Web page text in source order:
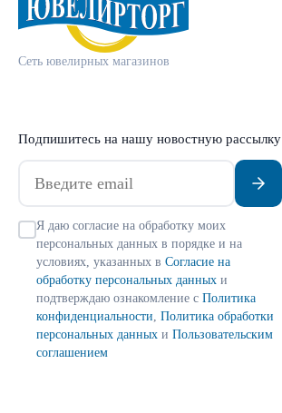
Сеть ювелирных магазинов
Подпишитесь на нашу новостную рассылку
Я даю согласие на обработку моих
персональных данных в порядке и на
условиях, указанных в Согласие на
обработку персональных данных и
подтверждаю ознакомление с Политика
конфиденциальности Политика обработки
персональных данных и Пользовательским
соглашением